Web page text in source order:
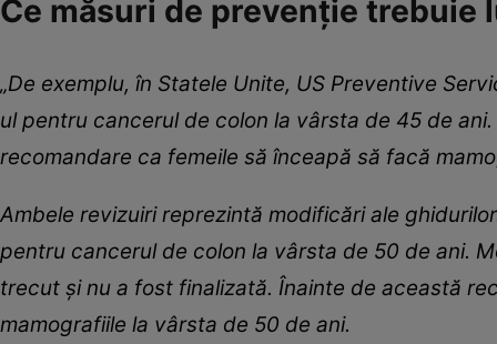
Ce măsuri de prevenție trebuie
„De exemplu, în Statele Unite, US Preventive
ul pentru cancerul de colon la vârsta de 45 de
recomandare ca femeile să înceapă să facă
Ambele revizuiri reprezintă modificări ale
pentru cancerul de colon la vârsta de 50 de ani.
trecut şi nu a fost finalizată. Înainte de această
mamografiile la vârsta de 50 de ani.